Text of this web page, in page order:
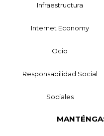
Infraestructura
Internet Economy
Ocio
Responsabilidad Social
Sociales